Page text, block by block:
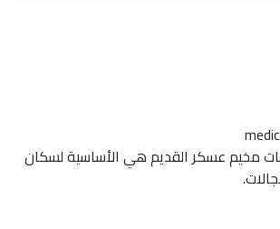
مخيم عسكر القديم هي الأساسية لسكان